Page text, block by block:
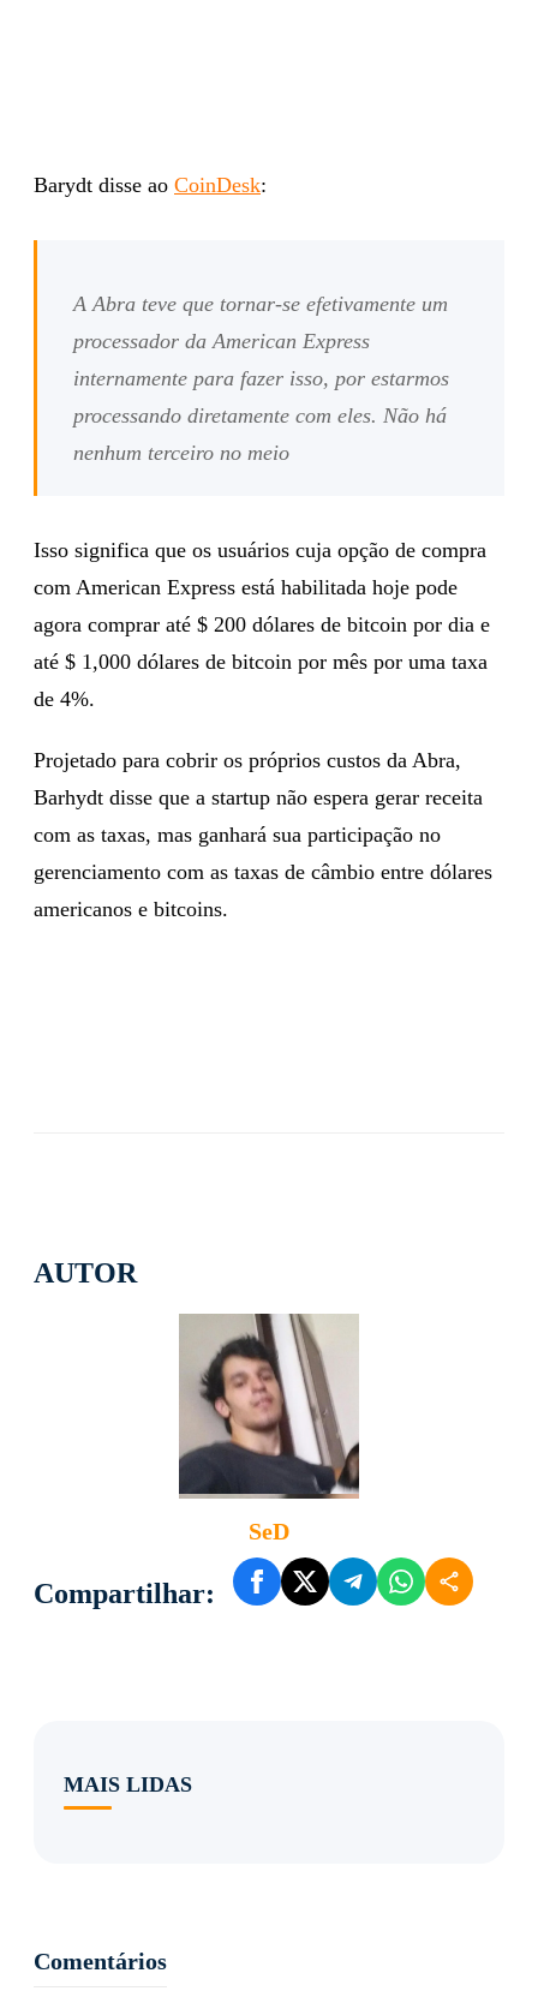
AUTOR
SeD
Compartilhar:
Barydt disse ao CoinDesk:
A Abra teve que tornar-se efetivamente um
processador da American Express
internamente para fazer isso, por estarmos
processando diretamente com eles. Não há
nenhum terceiro no meio
Isso significa que os usuários cuja opção de compra
com American Express está habilitada hoje pode
agora comprar até $ 200 dólares de bitcoin por dia e
até $ 1,000 dólares de bitcoin por mês por uma taxa
de 4%.
Projetado para cobrir os próprios custos da Abra,
Barhydt disse que a startup não espera gerar receita
com as taxas, mas ganhará sua participação no
gerenciamento com as taxas de câmbio entre dólares
americanos e bitcoins.
MAIS LIDAS
Comentários